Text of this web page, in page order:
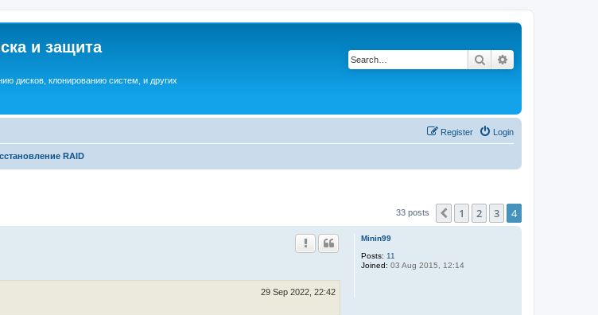
и защита
дисков, клонированию систем, и других
Search
Login
Register
RAID
33 posts Previous
1 2 3 4
Minin99
Posts: 11
Joined: 03 Aug 2015, 12:14
29 Sep 2022, 22:42